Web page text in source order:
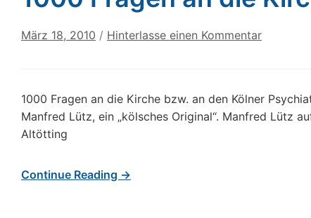
März 18, 2010 / Hinterlasse einen Kommentar
1000 Fragen an die Kirche bzw. an den Kölner
Manfred Lütz, ein „kölsches Original“. Manfred Lütz
Altötting
Continue Reading →